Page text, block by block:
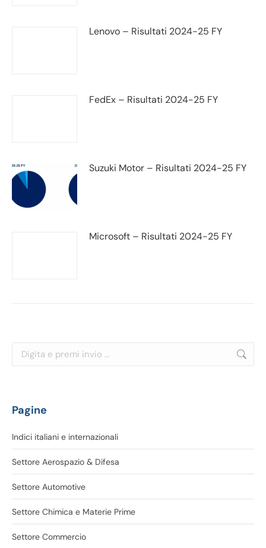
Lenovo – Risultati 2024-25 FY
FedEx – Risultati 2024-25 FY
Suzuki Motor – Risultati 2024-25 FY
Microsoft – Risultati 2024-25 FY
Cerca:
Pagine
Indici italiani e internazionali
Settore Aerospazio & Difesa
Settore Automotive
Settore Chimica e Materie Prime
Settore Commercio